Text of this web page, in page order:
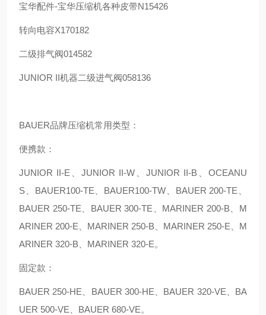
宝华配件-宝华压缩机各种皮带N15426
转向电容X170182
二级排气阀014582
JUNIOR II机器二级进气阀058136
BAUER品牌压缩机常用类型：
便携款：
JUNIOR II-E、JUNIOR II-W、JUNIOR II-B、OCEANU
S、BAUER100-TE、BAUER100-TW、BAUER 200-TE、
BAUER 250-TE、BAUER 300-TE、MARINER 200-B、M
ARINER 200-E、MARINER 250-B、MARINER 250-E、M
ARINER 320-B、MARINER 320-E。
固定款：
BAUER 250-HE、BAUER 300-HE、BAUER 320-VE、BA
UER 500-VE、BAUER 680-VE。